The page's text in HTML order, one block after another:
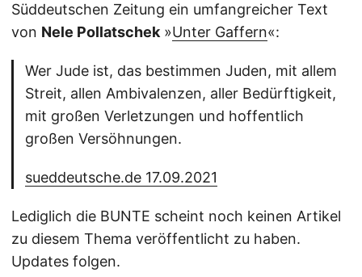
Süddeutschen Zeitung ein umfangreicher Text
von Nele Pollatschek »Unter Gaffern«:
Wer Jude ist, das bestimmen Juden, mit allem
Streit, allen Ambivalenzen, aller Bedürftigkeit,
mit großen Verletzungen und hoffentlich
großen Versöhnungen.
sueddeutsche.de 17.09.2021
Lediglich die BUNTE scheint noch keinen Artikel
zu diesem Thema veröffentlicht zu haben.
Updates folgen.